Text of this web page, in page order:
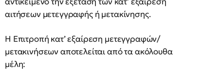
αιτήσεων μετεγγραφής ή μετακίνησης.
Η Επιτροπή κατ’ εξαίρεση μετεγγραφών/
μετακινήσεων αποτελείται από τα ακόλουθα
μέλη: